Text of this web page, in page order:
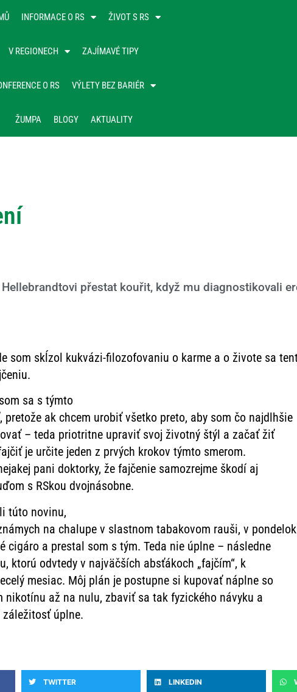
INFORMACE O RS ŽIVOT S RS
V REGIONECH ZAJÍMAVÉ TIPY
O RS VÝLETY BEZ BARIÉR
ŽUMPA BLOGY AKTUALITY
přestat kouřit, když mu diagnostikovali
som skĺzol kukvázi-filozofovaniu o karme a o živote sa
sa s týmto
pretože ak chcem urobiť všetko preto, aby som čo najdlhšie
– teda priotritne upraviť svoj životný štýl a začať žiť
je určite jeden z prvých krokov týmto smerom.
pani doktorky, že fajčenie samozrejme škodí aj
s RSkou dvojnásobne.
túto novinu,
na chalupe v slastnom tabakovom rauši, v pondelok
cigáro a prestal som s tým. Teda nie úplne – následne
ktorú odvtedy v najväčších absťákoch „fajčím“, k
mesiac. Môj plán je postupne si kupovať náplne so
nikotínu až na nulu, zbaviť sa tak fyzického návyku a
úplne.
TWITTER LINKEDIN